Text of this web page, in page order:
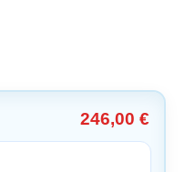
246,00 €